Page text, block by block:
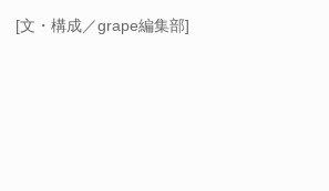
[文・構成／grape編集部]